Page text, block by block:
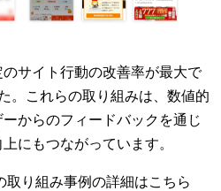
サイト行動の改善率が最大で
。これらの取り組みは、数値的
からのフィードバックを通じ
にもつながっています。
り組み事例の詳細はこちら